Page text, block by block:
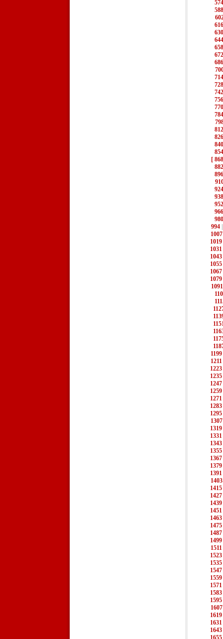
574
588
616
630
644
658
672
686
714
728
742
756
770
784
812
826
840
854
[
882
896
924
938
952
966
980
994
1007
1019
1031
1043
1055
1067
1079
1091
1199
1211
1223
1235
1247
1259
1271
1283
1295
1307
1319
1331
1343
1355
1367
1379
1391
1403
1415
1427
1439
1451
1463
1475
1487
1499
1511
1523
1535
1547
1559
1571
1583
1595
1607
1619
1631
1643
1655